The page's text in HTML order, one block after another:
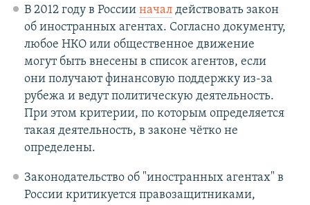
В 2012 году в России началдействовать закон
об иностранных агентах. Согласно документу,
любое НКО или общественное движение
могут быть внесены в список агентов, если
они получают финансовую поддержку из-за
рубежа и ведут политическую деятельность.
При этом критерии, по которым определяется
такая деятельность, в законе чётко не
определены.
Законодательство об "иностранных агентах" в
России критикуется правозащитниками,